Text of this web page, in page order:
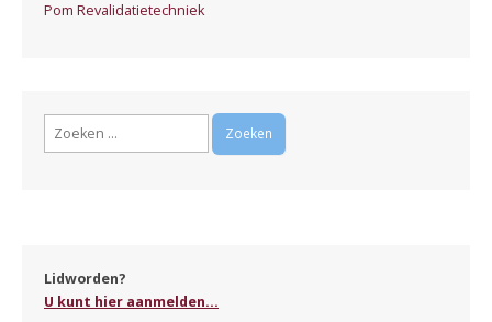
Pom Revalidatietechniek
Zoeken
Lidworden?
U kunt hier aanmelden...